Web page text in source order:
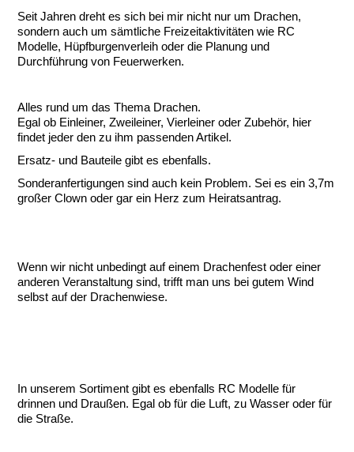
Seit Jahren dreht es sich bei mir nicht nur um Drachen,
sondern auch um sämtliche Freizeitaktivitäten wie RC
Modelle, Hüpfburgenverleih oder die Planung und
Durchführung von Feuerwerken.
Alles rund um das Thema Drachen.
Egal ob Einleiner, Zweileiner, Vierleiner oder Zubehör, hier
findet jeder den zu ihm passenden Artikel.
Ersatz- und Bauteile gibt es ebenfalls.
Sonderanfertigungen sind auch kein Problem. Sei es ein 3,7m
großer Clown oder gar ein Herz zum Heiratsantrag.
Wenn wir nicht unbedingt auf einem Drachenfest oder einer
anderen Veranstaltung sind, trifft man uns bei gutem Wind
selbst auf der Drachenwiese.
In unserem Sortiment gibt es ebenfalls RC Modelle für
drinnen und Draußen. Egal ob für die Luft, zu Wasser oder für
die Straße.